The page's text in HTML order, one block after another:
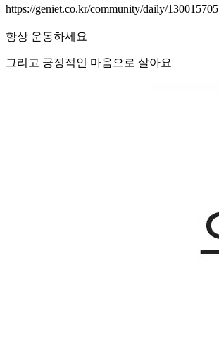
https://geniet.co.kr/community/daily/130015705
항상 운동하세요
그리고 긍정적인 마음으로 살아요